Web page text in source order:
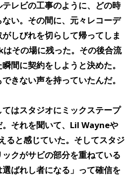
レビの工事のように、どの時
い。その間に、元々レコーデ
しびれを切らして帰ってしま
はその場に残った。その後合流
間に契約をしようと決めた。
きない声を持っていたんだ。
はスタジオにミックステープ
それを聞いて、Lil Wayneや
ると感じていた。そしてスタジ
クがサビの部分を重ねている
ばれし者になる」って確信を